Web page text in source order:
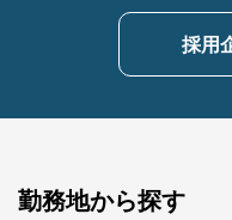
採用
勤務地から探す